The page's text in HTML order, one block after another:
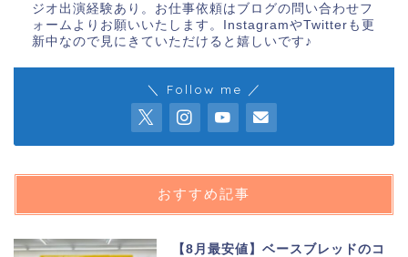
ジオ出演経験あり。お仕事依頼はブログの問い合わせフ
ォームよりお願いいたします。InstagramやTwitterも更
新中なので見にきていただけると嬉しいです♪
＼ Follow me ／
おすすめ記事
【8月最安値】ベースブレッドのコ